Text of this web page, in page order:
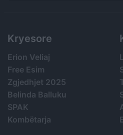
Kryesore
Erion Veliaj
Free Esim
Zgjedhjet 2025
Belinda Balluku
SPAK
Kombëtarja